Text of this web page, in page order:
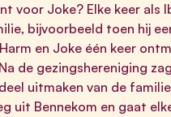
voor Joke? Elke keer als
bijvoorbeeld toen hij
en Joke één keer
de gezingshereniging
uitmaken van de
uit Bennekom en gaat